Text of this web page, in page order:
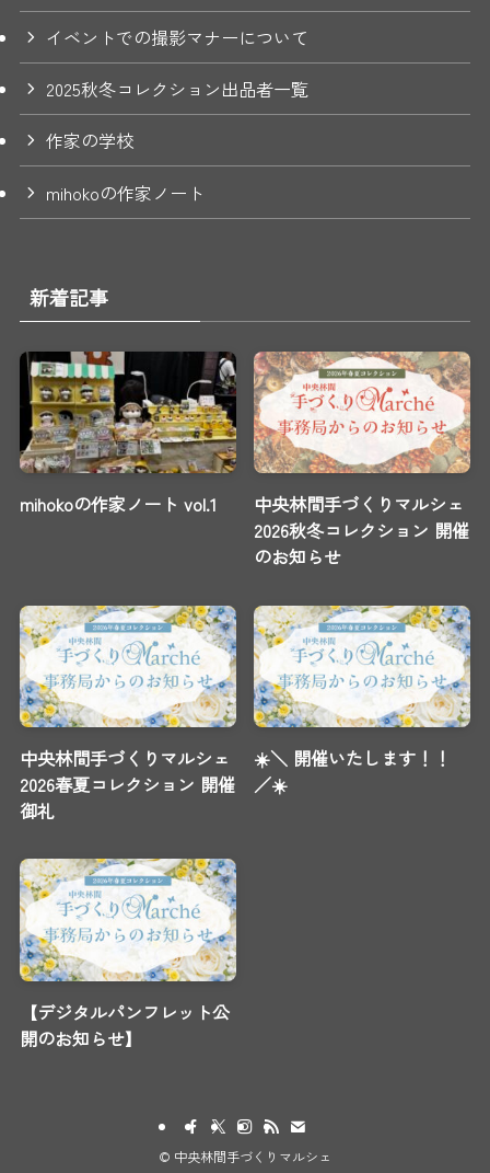
イベントでの撮影マナーについて
2025秋冬コレクション出品者一覧
作家の学校
mihokoの作家ノート
新着記事
mihokoの作家ノート vol.1
中央林間手づくりマルシェ
2026秋冬コレクション 開催
のお知らせ
中央林間手づくりマルシェ
2026春夏コレクション 開催
御礼
☀️＼ 開催いたします！！
／☀️
【デジタルパンフレット公
開のお知らせ】
© 中央林間手づくりマルシェ